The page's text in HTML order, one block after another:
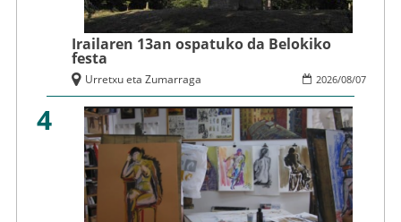
Irailaren 13an ospatuko da Belokiko
festa
2026/08/07
Urretxu eta Zumarraga
4